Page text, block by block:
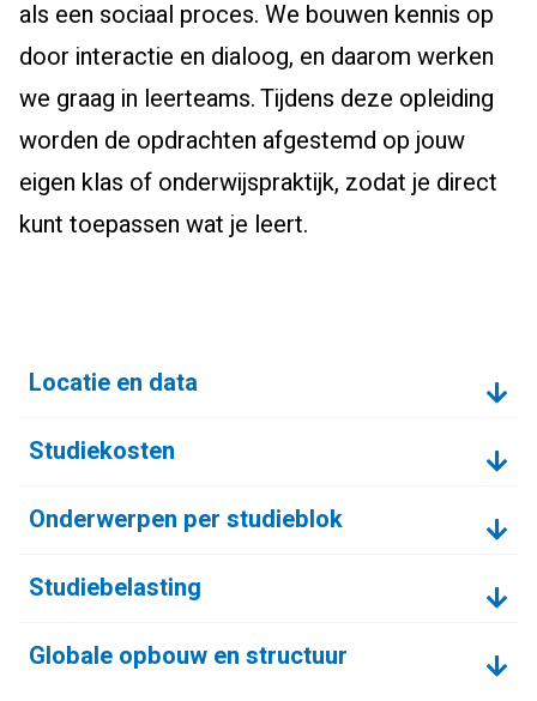
als een sociaal proces. We bouwen kennis op
door interactie en dialoog, en daarom werken
we graag in leerteams. Tijdens deze opleiding
worden de opdrachten afgestemd op jouw
eigen klas of onderwijspraktijk, zodat je direct
kunt toepassen wat je leert.
Locatie en data
Studiekosten
Onderwerpen per studieblok
Studiebelasting
Globale opbouw en structuur